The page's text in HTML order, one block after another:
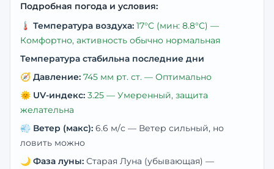
Подробная погода и условия:
🌡️ Температура воздуха: 17°C (мин: 8.8°C) —
Комфортно, активность обычно нормальная
Температура стабильна последние дни
🧭 Давление: 745 мм рт. ст. — Оптимально
🌞 UV-индекс: 3.25 — Умеренный, защита
желательна
💨 Ветер (макс): 6.6 м/с — Ветер сильный, но
ловить можно
🌙 Фаза луны: Старая Луна (убывающая) —